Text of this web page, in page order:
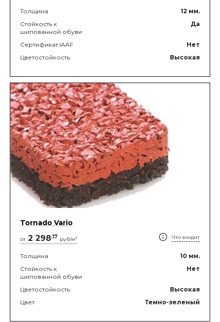
Толщина 12 мм.
Стойкость к
шипованной обуви
Да
Сертификат IAAF
Нет
Цветостойкость
Высокая
Tornado Vario
от 2 298.17 руб/м2 Что входит
Толщина 10 мм.
Стойкость к
шипованной обуви
Нет
Цветостойкость
Высокая
Цвет
Темно-зеленый